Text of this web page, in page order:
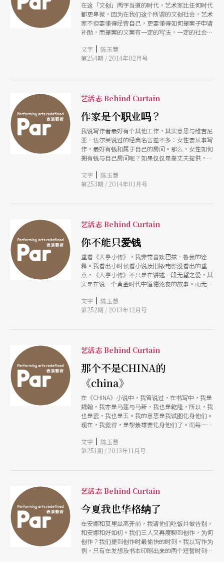
在这「文创」两字当道的时代，艺术家比任何时代
都更卑微，因为在我们这个所谓的文创社会，艺术
家不但要懂得经营自己，更要懂得如何提案子申请
补助，而提案的文案有一定的写法，一定的社会观
案，就譬如我自己就不会写。
文字 | 陈玉慧
第254期 / 2014年02月号
艺活志 Behind Curtain
作家是个职业吗？
我说写作者最好有个其他工作，其实意思与维吉尼
亚．伍尔芙说过的经典名言差不多：女性要从事写
作，最好有钱和属于自己的房间。那么，女性如何
拥有钱与自己房间呢？如果仅仅是靠丈夫提供，那
哪里来？
文字 | 陈玉慧
第253期 / 2014年01月号
艺活志 Behind Curtain
你不能只爱钱
重看《大亨小传》，我非常喜欢巴兹．鲁曼的诠
释。我看出小时候看小说及旧版电影没看出的重
点，《大亨小传》不只是在讲述一段无望之爱，其
实是在说一个黄金时代中道德沦丧的故事。而无论
则，而每一个社会都一样不平等，金钱就是阶级。
文字 | 陈玉慧
第252期 / 2013年12月号
艺活志 Behind Curtain
那个不是CHINA的
《china》
在《CHINA》小说中，我曾说过，在书写中，我是
魏翰，我亦是马莲与马新，我也是乾隆，所以，我
也是瓷，我也是玉。我的意思是我试图化身他们。
现在，我觉得，是黎焕雄要化身他们了。而每一名
文字 | 陈玉慧
第251期 / 2013年11月号
艺活志 Behind Curtain
今夏我也华格纳了
在安娜和莫里兹离开前，我请他们吃饭并做告别，
和安娜和好如初。我们三人又再度聊到创作，为何
创作？我们提到创作时最愉快的时刻。我以写作为
例，只有在发想及书本印刷出来的两个短暂时刻，